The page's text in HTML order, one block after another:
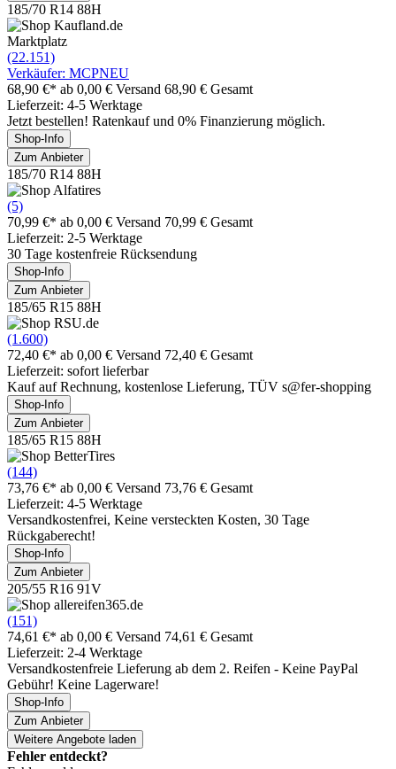
185/70 R14 88H
Marktplatz
(22.151)
Verkäufer: MCPNEU
68,90 €* ab 0,00 € Versand 68,90 € Gesamt
Lieferzeit: 4-5 Werktage
Jetzt bestellen! Ratenkauf und 0% Finanzierung möglich.
Shop-Info
Zum Anbieter
185/70 R14 88H
(5)
70,99 €* ab 0,00 € Versand 70,99 € Gesamt
Lieferzeit: 2-5 Werktage
30 Tage kostenfreie Rücksendung
Shop-Info
Zum Anbieter
185/65 R15 88H
(1.600)
72,40 €* ab 0,00 € Versand 72,40 € Gesamt
Lieferzeit: sofort lieferbar
Kauf auf Rechnung, kostenlose Lieferung, TÜV s@fer-shopping
Shop-Info
Zum Anbieter
185/65 R15 88H
(144)
73,76 €* ab 0,00 € Versand 73,76 € Gesamt
Lieferzeit: 4-5 Werktage
Versandkostenfrei, Keine versteckten Kosten, 30 Tage
Rückgaberecht!
Shop-Info
Zum Anbieter
205/55 R16 91V
(151)
74,61 €* ab 0,00 € Versand 74,61 € Gesamt
Lieferzeit: 2-4 Werktage
Versandkostenfreie Lieferung ab dem 2. Reifen - Keine PayPal
Gebühr! Keine Lagerware!
Shop-Info
Zum Anbieter
Weitere Angebote laden
Fehler entdeckt?